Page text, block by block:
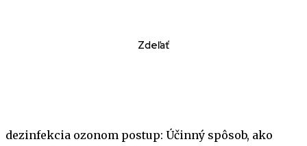
Zdeľať
dezinfekcia ozonom postup: Účinný spôsob, ako